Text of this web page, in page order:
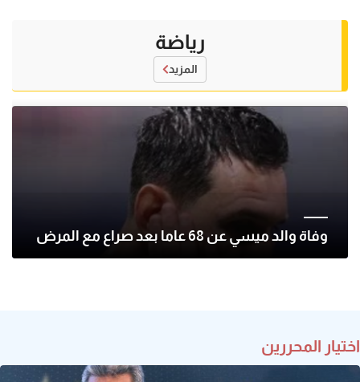
رياضة
المزيد
وفاة والد ميسي عن 68 عاما بعد صراع مع المرض
اختيار المحررين